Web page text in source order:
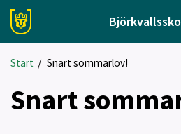
Start / Snart sommarlov!
Snart